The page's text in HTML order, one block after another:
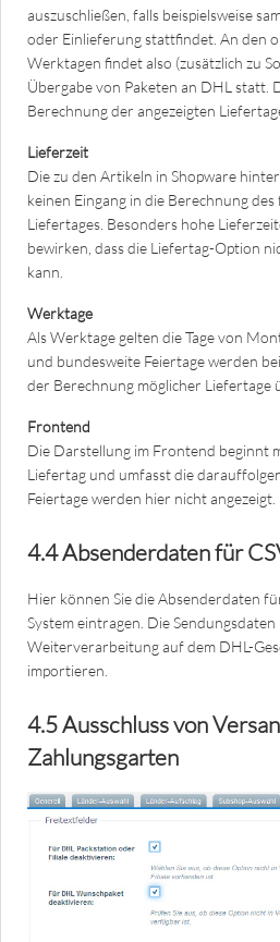
auszuschließen, falls beispielsweise
oder Einlieferung stattfindet. An den
Werktagen findet also (zusätzlich zu
Übergabe von Paketen an DHL statt.
Berechnung der angezeigten
Lieferzeit
Die zu den Artikeln in Shopware
keinen Eingang in die Berechnung
Liefertages. Besonders hohe
bewirken, dass die Liefertag-Option
kann.
Werktage
Als Werktage gelten die Tage von
und bundesweite Feiertage werden
der Berechnung möglicher Liefertage
Frontend
Die Darstellung im Frontend beginnt
Liefertag und umfasst die
Feiertage werden hier nicht angezeigt.
4.4 Absenderdaten für
Hier können Sie die Absenderdaten
System eintragen. Die Sendungsdaten
Weiterverarbeitung auf dem DHL-
importieren.
4.5 Ausschluss von
Zahlungsgarten